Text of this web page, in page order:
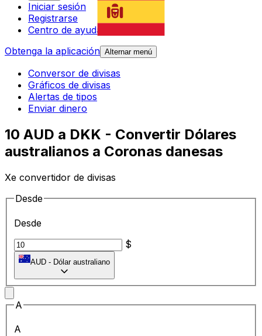
Iniciar sesión
Registrarse
Centro de ayuda
Obtenga la aplicación Alternar menú
Conversor de divisas
Gráficos de divisas
Alertas de tipos
Enviar dinero
10 AUD a DKK - Convertir Dólares
australianos a Coronas danesas
Xe convertidor de divisas
Desde
Desde
$
AUD - Dólar australiano
A
A